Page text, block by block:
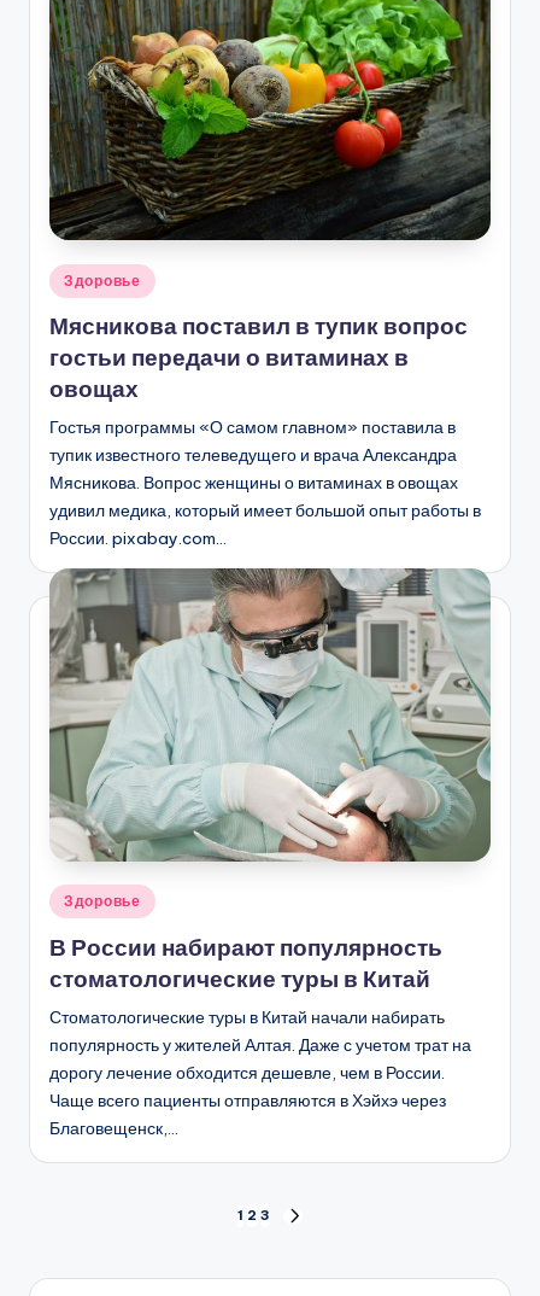
Опубликовано
Здоровье
Мясникова поставил в тупик вопрос
гостьи передачи о витаминах в
овощах
Гостья программы «О самом главном» поставила в
тупик известного телеведущего и врача Александра
Мясникова. Вопрос женщины о витаминах в овощах
удивил медика, который имеет большой опыт работы в
России. pixabay.com…
Опубликовано
Здоровье
В России набирают популярность
стоматологические туры в Китай
Стоматологические туры в Китай начали набирать
популярность у жителей Алтая. Даже с учетом трат на
дорогу лечение обходится дешевле, чем в России.
Чаще всего пациенты отправляются в Хэйхэ через
Благовещенск,…
записей
1 2 3